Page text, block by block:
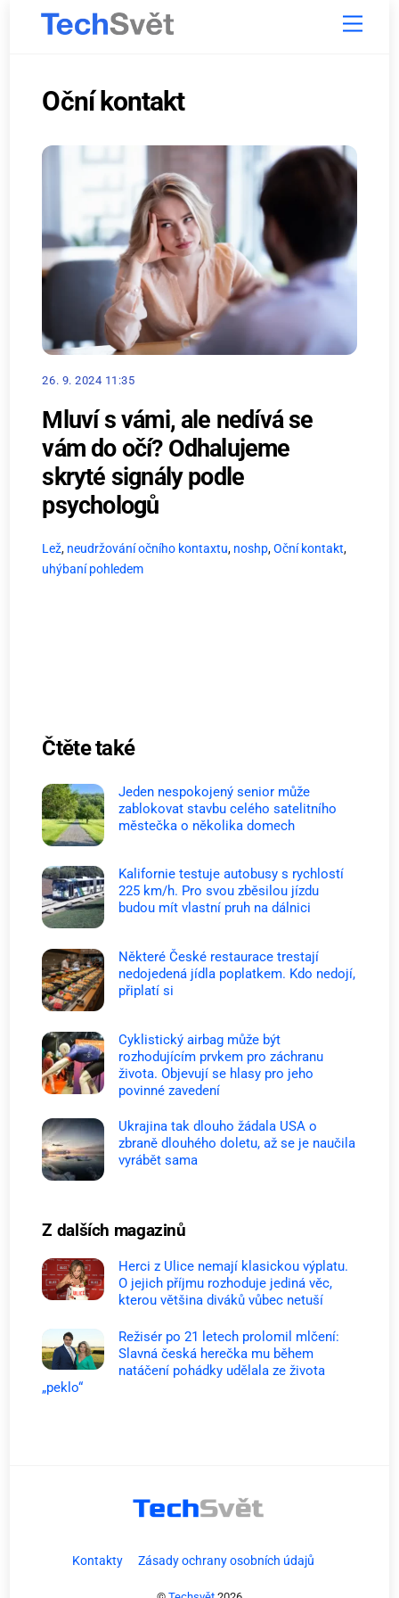
Menu
Oční kontakt
26. 9. 2024 11:35
Mluví s vámi, ale nedívá se
vám do očí? Odhalujeme
skryté signály podle
psychologů
Lež, neudržování očního kontaxtu, noshp,Oční kontakt,
uhýbaní pohledem
Čtěte také
Jeden nespokojený senior může
zablokovat stavbu celého satelitního
městečka o několika domech
Kalifornie testuje autobusy s rychlostí
225 km/h. Pro svou zběsilou jízdu
budou mít vlastní pruh na dálnici
Některé České restaurace trestají
nedojedená jídla poplatkem. Kdo nedojí,
připlatí si
Cyklistický airbag může být
rozhodujícím prvkem pro záchranu
života. Objevují se hlasy pro jeho
povinné zavedení
Ukrajina tak dlouho žádala USA o
zbraně dlouhého doletu, až se je naučila
vyrábět sama
Z dalších magazinů
Herci z Ulice nemají klasickou výplatu.
O jejich příjmu rozhoduje jediná věc,
kterou většina diváků vůbec netuší
Režisér po 21 letech prolomil mlčení:
Slavná česká herečka mu během
natáčení pohádky udělala ze života
„peklo“
Kontakty Zásady ochrany osobních údajů